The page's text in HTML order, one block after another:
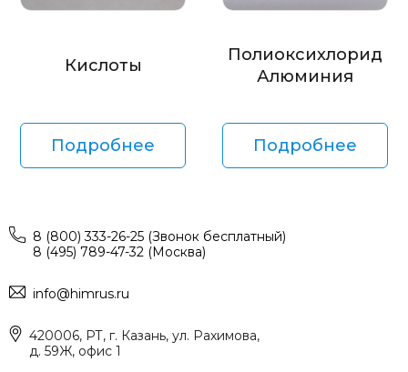
Кислоты
Подробнее
Полиоксихлорид
Алюминия
Подробнее
8 (800) 333-26-25 (Звонок бесплатный)
8 (495) 789-47-32 (Москва)
info@himrus.ru
420006, РТ, г. Казань, ул. Рахимова,
д. 59Ж, офис 1